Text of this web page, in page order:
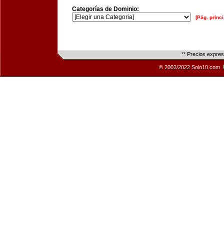
Categorías de Dominio:
[Pág.
** Precios
© 2002/2022 Solo10.com